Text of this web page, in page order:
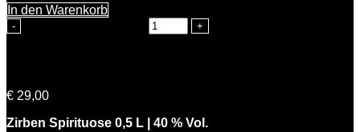
In den Warenkorb
€ 29,00
Zirben Spirituose 0,5 L | 40 % Vol.